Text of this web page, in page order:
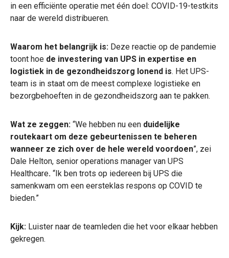
in een efficiënte operatie met één doel: COVID-19-testkits
naar de wereld distribueren.
Waarom het belangrijk is: Deze reactie op de pandemie
toont hoe de investering van UPS in expertise en
logistiek in de gezondheidszorg lonend is. Het UPS-
team is in staat om de meest complexe logistieke en
bezorgbehoeften in de gezondheidszorg aan te pakken.
Wat ze zeggen: “We hebben nu een duidelijke
routekaart om deze gebeurtenissen te beheren
wanneer ze zich over de hele wereld voordoen”, zei
Dale Helton, senior operations manager van UPS
Healthcare. “Ik ben trots op iedereen bij UPS die
samenkwam om een eersteklas respons op COVID te
bieden.”
Kijk: Luister naar de teamleden die het voor elkaar hebben
gekregen.